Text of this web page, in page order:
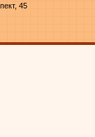
45